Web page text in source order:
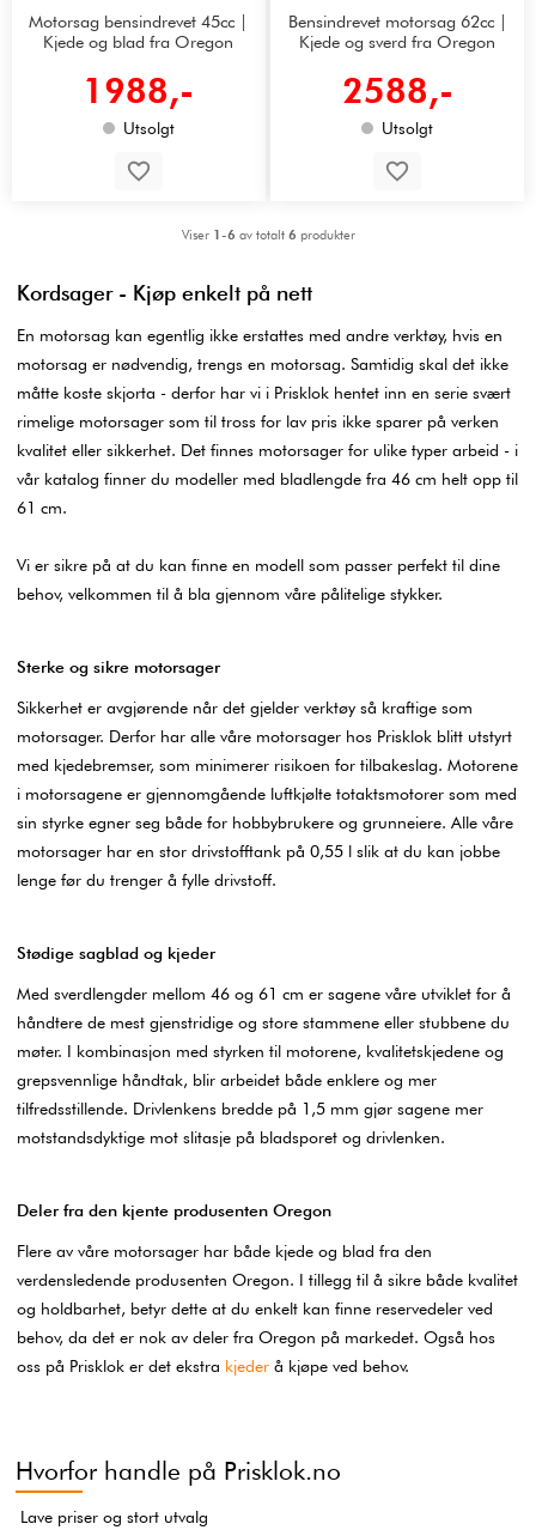
Motorsag bensindrevet 45cc |
Kjede og blad fra Oregon
1988,-
Utsolgt
Bensindrevet motorsag 62cc |
Kjede og sverd fra Oregon
2588,-
Utsolgt
Viser 1-6 av totalt 6 produkter
Kordsager - Kjøp enkelt på nett
En motorsag kan egentlig ikke erstattes med andre verktøy, hvis en
motorsag er nødvendig, trengs en motorsag. Samtidig skal det ikke
måtte koste skjorta - derfor har vi i Prisklok hentet inn en serie svært
rimelige motorsager som til tross for lav pris ikke sparer på verken
kvalitet eller sikkerhet. Det finnes motorsager for ulike typer arbeid - i
vår katalog finner du modeller med bladlengde fra 46 cm helt opp til
61 cm.
Vi er sikre på at du kan finne en modell som passer perfekt til dine
behov, velkommen til å bla gjennom våre pålitelige stykker.
Sterke og sikre motorsager
Sikkerhet er avgjørende når det gjelder verktøy så kraftige som
motorsager. Derfor har alle våre motorsager hos Prisklok blitt utstyrt
med kjedebremser, som minimerer risikoen for tilbakeslag. Motorene
i motorsagene er gjennomgående luftkjølte totaktsmotorer som med
sin styrke egner seg både for hobbybrukere og grunneiere. Alle våre
motorsager har en stor drivstofftank på 0,55 l slik at du kan jobbe
lenge før du trenger å fylle drivstoff.
Stødige sagblad og kjeder
Med sverdlengder mellom 46 og 61 cm er sagene våre utviklet for å
håndtere de mest gjenstridige og store stammene eller stubbene du
møter. I kombinasjon med styrken til motorene, kvalitetskjedene og
grepsvennlige håndtak, blir arbeidet både enklere og mer
tilfredsstillende. Drivlenkens bredde på 1,5 mm gjør sagene mer
motstandsdyktige mot slitasje på bladsporet og drivlenken.
Deler fra den kjente produsenten Oregon
Flere av våre motorsager har både kjede og blad fra den
verdensledende produsenten Oregon. I tillegg til å sikre både kvalitet
og holdbarhet, betyr dette at du enkelt kan finne reservedeler ved
behov, da det er nok av deler fra Oregon på markedet. Også hos
oss på Prisklok er det ekstra kjeder å kjøpe ved behov.
Hvorfor handle på Prisklok.no
Lave priser og stort utvalg